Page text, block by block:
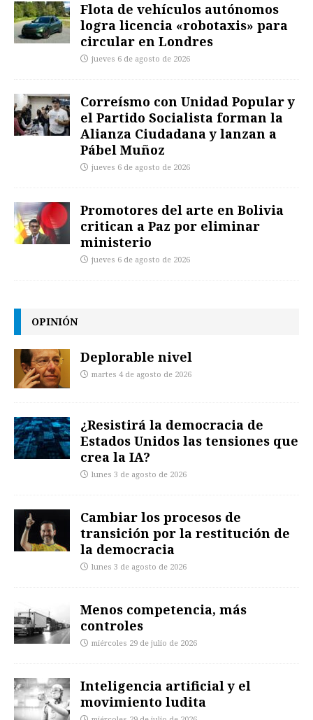
Flota de vehículos autónomos
logra licencia «robotaxis» para
circular en Londres
jueves 6 de agosto de 2026
Correísmo con Unidad Popular y
el Partido Socialista forman la
Alianza Ciudadana y lanzan a
Pábel Muñoz
jueves 6 de agosto de 2026
Promotores del arte en Bolivia
critican a Paz por eliminar
ministerio
jueves 6 de agosto de 2026
OPINIÓN
Deplorable nivel
martes 4 de agosto de 2026
¿Resistirá la democracia de
Estados Unidos las tensiones que
crea la IA?
lunes 3 de agosto de 2026
Cambiar los procesos de
transición por la restitución de
la democracia
lunes 3 de agosto de 2026
Menos competencia, más
controles
miércoles 29 de julio de 2026
Inteligencia artificial y el
movimiento ludita